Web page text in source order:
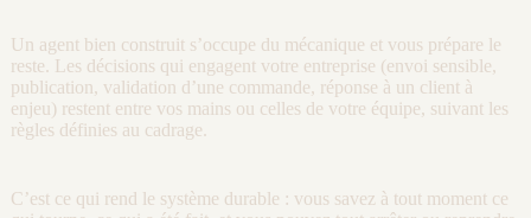
Un agent bien construit s’occupe du mécanique et vous prépare le
reste. Les décisions qui engagent votre entreprise (envoi sensible,
publication, validation d’une commande, réponse à un client à
enjeu) restent entre vos mains ou celles de votre équipe, suivant les
règles définies au cadrage.
C’est ce qui rend le système durable : vous savez à tout moment ce